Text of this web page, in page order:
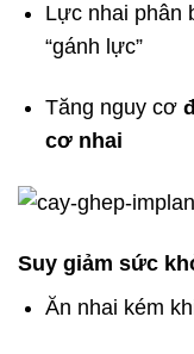
Lực nhai phân
“gánh lực”
Tăng nguy cơ
cơ nhai
Suy giảm sức
Ăn nhai kém